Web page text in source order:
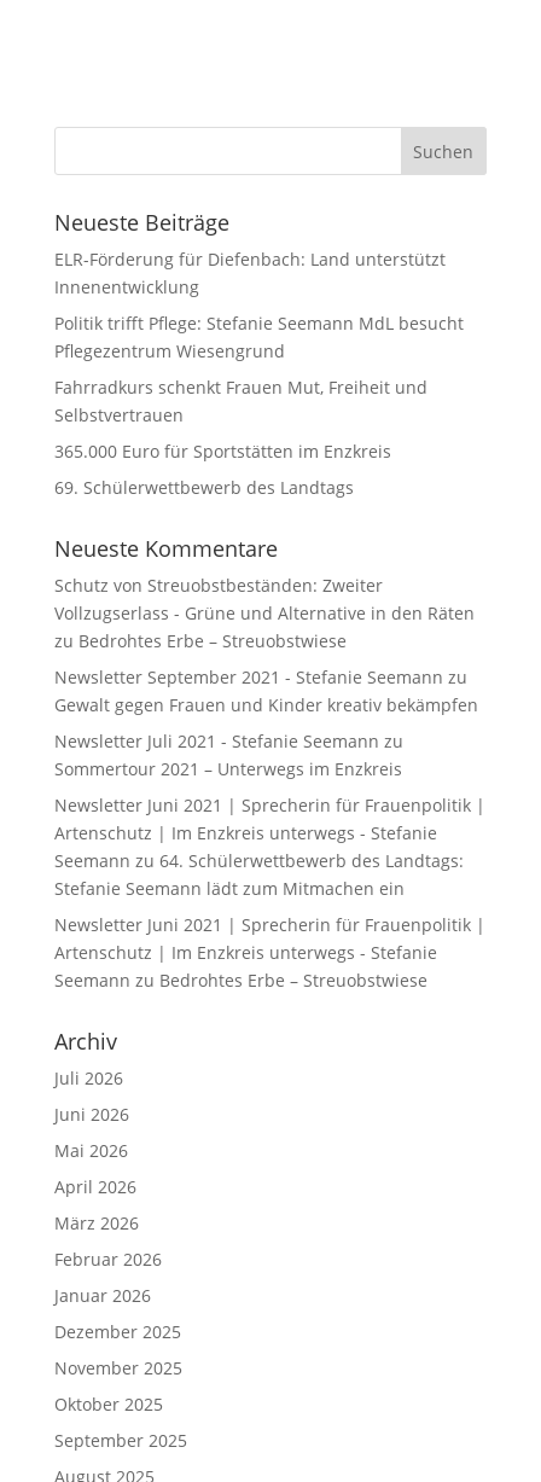
Neueste Beiträge
ELR-Förderung für Diefenbach: Land unterstützt
Innenentwicklung
Politik trifft Pflege: Stefanie Seemann MdL besucht
Pflegezentrum Wiesengrund
Fahrradkurs schenkt Frauen Mut, Freiheit und
Selbstvertrauen
365.000 Euro für Sportstätten im Enzkreis
69. Schülerwettbewerb des Landtags
Neueste Kommentare
Schutz von Streuobstbeständen: Zweiter
Vollzugserlass - Grüne und Alternative in den Räten
zu Bedrohtes Erbe – Streuobstwiese
Newsletter September 2021 - Stefanie Seemann zu
Gewalt gegen Frauen und Kinder kreativ bekämpfen
Newsletter Juli 2021 - Stefanie Seemann zu
Sommertour 2021 – Unterwegs im Enzkreis
Newsletter Juni 2021 | Sprecherin für Frauenpolitik |
Artenschutz | Im Enzkreis unterwegs - Stefanie
Seemann zu 64. Schülerwettbewerb des Landtags:
Stefanie Seemann lädt zum Mitmachen ein
Newsletter Juni 2021 | Sprecherin für Frauenpolitik |
Artenschutz | Im Enzkreis unterwegs - Stefanie
Seemann zu Bedrohtes Erbe – Streuobstwiese
Archiv
Juli 2026
Juni 2026
Mai 2026
April 2026
März 2026
Februar 2026
Januar 2026
Dezember 2025
November 2025
Oktober 2025
September 2025
August 2025